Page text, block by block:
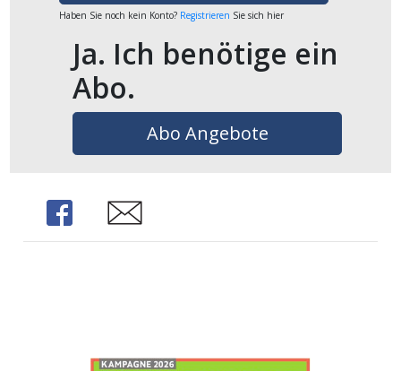
Haben Sie noch kein Konto? Registrieren Sie sich hier
Ja. Ich benötige ein
Abo.
Abo Angebote
Share Share